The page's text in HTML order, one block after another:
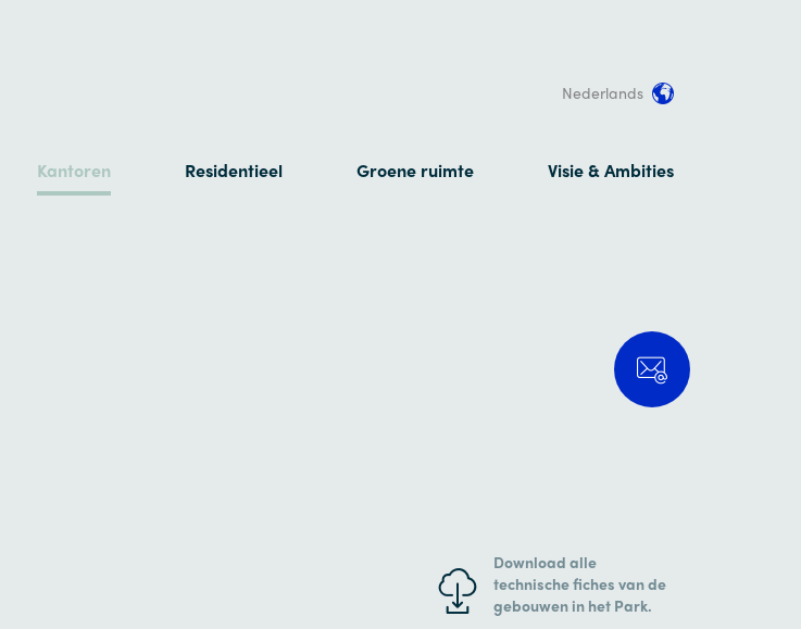
Kantoren Residentieel Groene ruimte Visie & Ambities
Nederlands
Download alle
technische fiches van de
gebouwen in het Park.